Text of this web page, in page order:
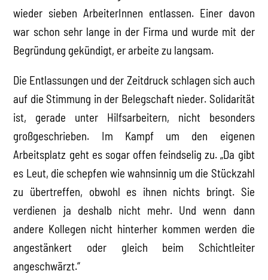
wieder sieben ArbeiterInnen entlassen. Einer davon
war schon sehr lange in der Firma und wurde mit der
Begründung gekündigt, er arbeite zu langsam.
Die Entlassungen und der Zeitdruck schlagen sich auch
auf die Stimmung in der Belegschaft nieder. Solidarität
ist, gerade unter Hilfsarbeitern, nicht besonders
großgeschrieben. Im Kampf um den eigenen
Arbeitsplatz geht es sogar offen feindselig zu. „Da gibt
es Leut, die schepfen wie wahnsinnig um die Stückzahl
zu übertreffen, obwohl es ihnen nichts bringt. Sie
verdienen ja deshalb nicht mehr. Und wenn dann
andere Kollegen nicht hinterher kommen werden die
angestänkert oder gleich beim Schichtleiter
angeschwärzt.“